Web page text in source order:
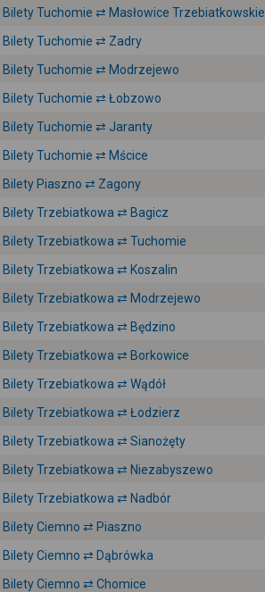
Bilety Tuchomie ⇄ Masłowice Trzebiatkowskie
Bilety Tuchomie ⇄ Zadry
Bilety Tuchomie ⇄ Modrzejewo
Bilety Tuchomie ⇄ Łobzowo
Bilety Tuchomie ⇄ Jaranty
Bilety Tuchomie ⇄ Mścice
Bilety Piaszno ⇄ Zagony
Bilety Trzebiatkowa ⇄ Bagicz
Bilety Trzebiatkowa ⇄ Tuchomie
Bilety Trzebiatkowa ⇄ Koszalin
Bilety Trzebiatkowa ⇄ Modrzejewo
Bilety Trzebiatkowa ⇄ Będzino
Bilety Trzebiatkowa ⇄ Borkowice
Bilety Trzebiatkowa ⇄ Wądół
Bilety Trzebiatkowa ⇄ Łodzierz
Bilety Trzebiatkowa ⇄ Sianożęty
Bilety Trzebiatkowa ⇄ Niezabyszewo
Bilety Trzebiatkowa ⇄ Nadbór
Bilety Ciemno ⇄ Piaszno
Bilety Ciemno ⇄ Dąbrówka
Bilety Ciemno ⇄ Chomice